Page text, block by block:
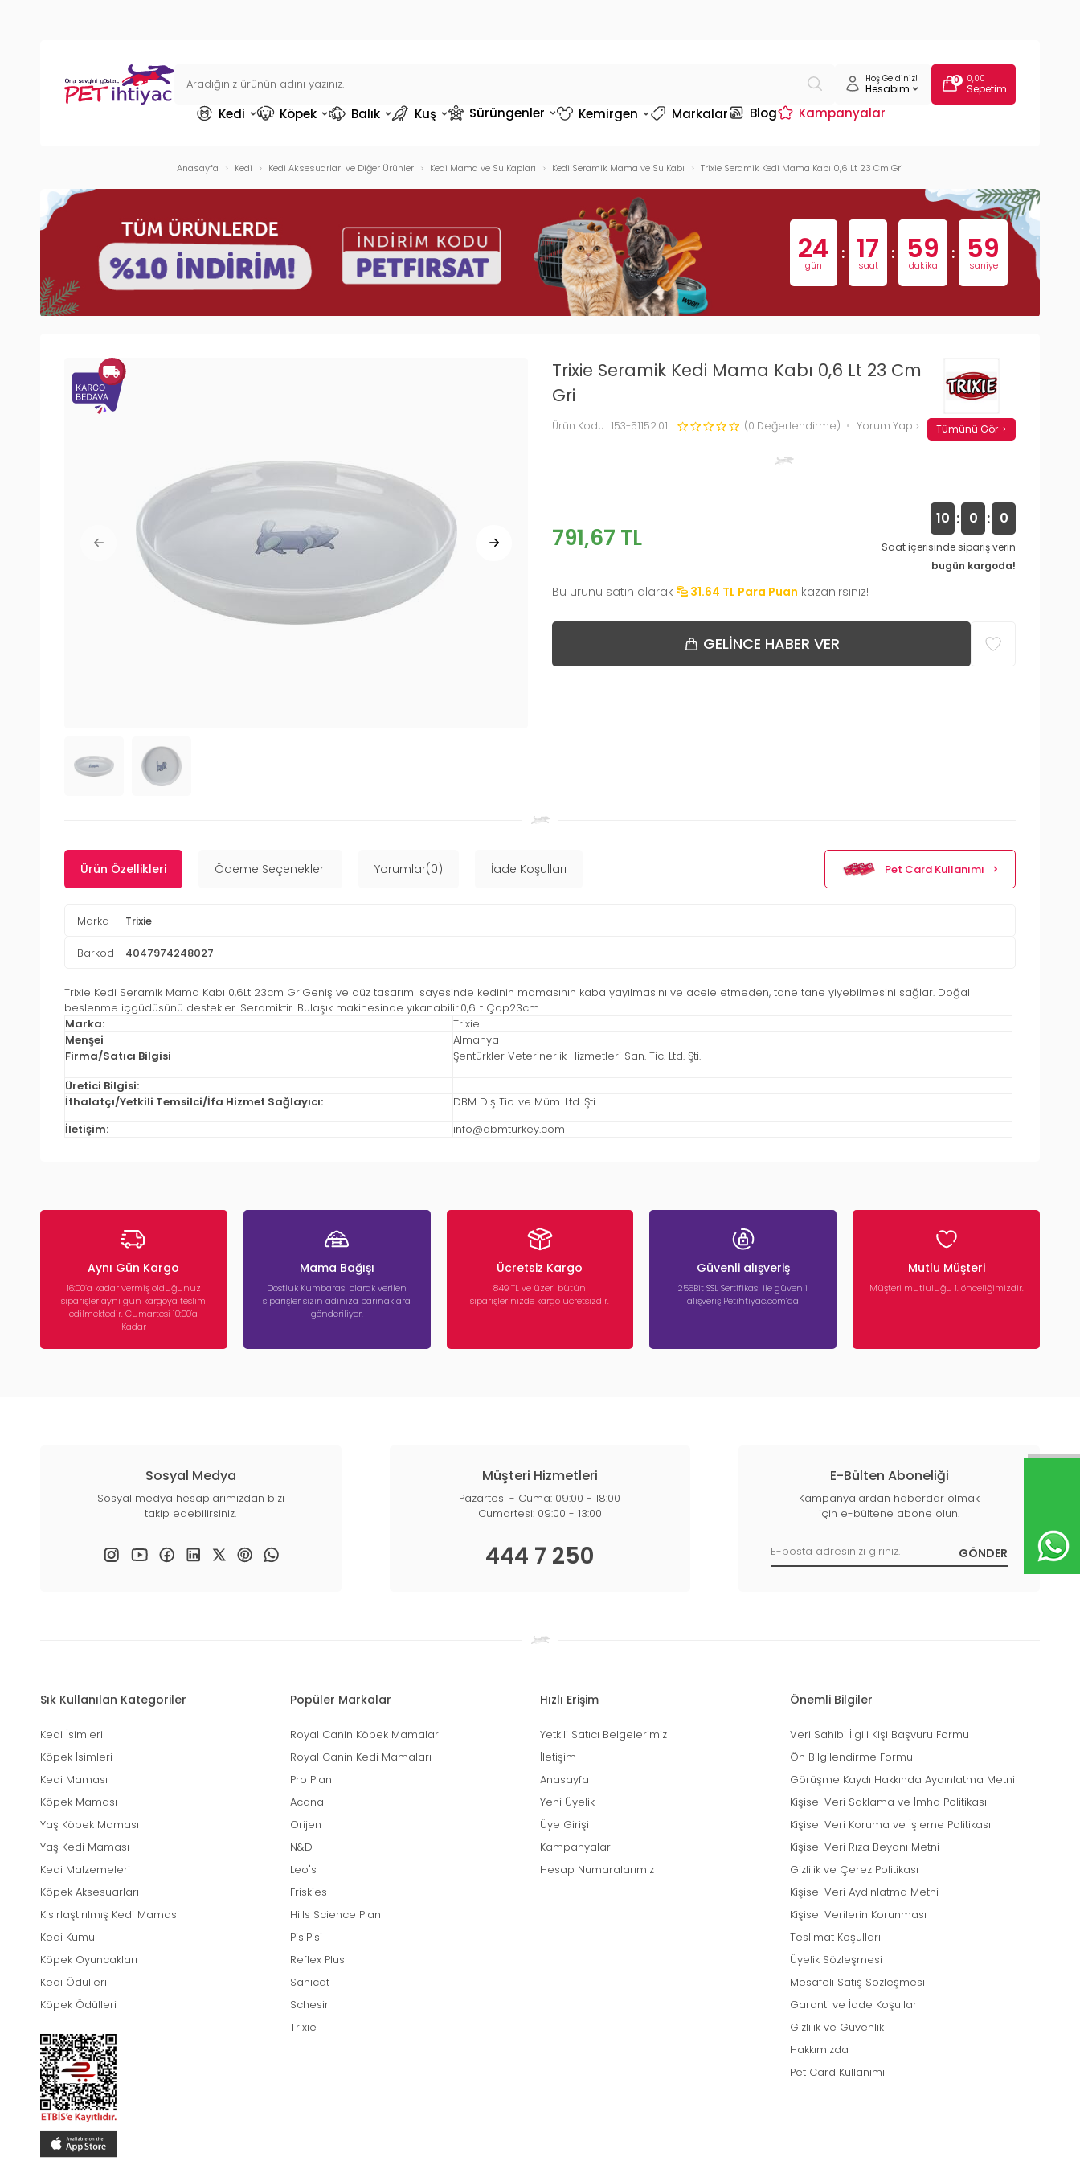
Hoş Geldiniz!
Hesabım
0 0,00
Sepetim
Kedi Köpek Balık Kuş Sürüngenler Kemirgen Markalar Blog Kampanyalar
Anasayfa Kedi Kedi Aksesuarları ve Diğer Ürünler Kedi Mama ve Su Kapları Kedi Seramik Mama ve Su Kabı Trixie Seramik Kedi Mama Kabı 0,6 Lt 23 Cm Gri
24
gün
: 17
saat
: 59
dakika
: 58
saniye
Trixie Seramik Kedi Mama Kabı 0,6 Lt 23 Cm
Gri
Ürün Kodu : 153-51152.01 (0 Değerlendirme) Yorum Yap Tümünü Gör
791,67 TL
9 : 59 : 59
Saat içerisinde sipariş verin
bugün kargoda!
Bu ürünü satın alarak 31.64 TL Para Puan kazanırsınız!
GELINCE HABER VER
Ürün Özellikleri Ödeme Seçenekleri Yorumlar(0) İade Koşulları Pet Card Kullanımı
Marka Trixie
Barkod 4047974248027
Trixie Kedi Seramik Mama Kabı 0,6Lt 23cm GriGeniş ve düz tasarımı sayesinde kedinin mamasının kaba yayılmasını ve acele etmeden, tane tane yiyebilmesini sağlar. Doğal
beslenme içgüdüsünü destekler. Seramiktir. Bulaşık makinesinde yıkanabilir.0,6Lt Çap23cm
Marka:
Trixie
Menşei
Almanya
Firma/Satıcı Bilgisi
Şentürkler Veterinerlik Hizmetleri San. Tic. Ltd. Şti.
Üretici Bilgisi:
İthalatçı/Yetkili Temsilci/İfa Hizmet Sağlayıcı:
DBM Dış Tic. ve Müm. Ltd. Şti.
İletişim:
info@dbmturkey.com
Aynı Gün Kargo
16:00’a kadar vermiş olduğunuz
siparişler aynı gün kargoya teslim
edilmektedir. Cumartesi 10:00'a
Kadar
Mama Bağışı
Dostluk Kumbarası olarak verilen
siparişler sizin adınıza barınaklara
gönderiliyor.
Ücretsiz Kargo
849 TL ve üzeri bütün
siparişlerinizde kargo ücretsizdir.
Güvenli alışveriş
256Bit SSL Sertifikası ile güvenli
alışveriş Petihtiyac.com’da
Mutlu Müşteri
Müşteri mutluluğu 1. önceliğimizdir.
Sosyal Medya
Sosyal medya hesaplarımızdan bizi
takip edebilirsiniz.
Müşteri Hizmetleri
Pazartesi - Cuma: 09:00 - 18:00
Cumartesi: 09:00 - 13:00
444 7 250
E-Bülten Aboneliği
Kampanyalardan haberdar olmak
için e-bültene abone olun.
Sık Kullanılan Kategoriler
Kedi İsimleri
Köpek İsimleri
Kedi Maması
Köpek Maması
Yaş Köpek Maması
Yaş Kedi Maması
Kedi Malzemeleri
Köpek Aksesuarları
Kısırlaştırılmış Kedi Maması
Kedi Kumu
Köpek Oyuncakları
Kedi Ödülleri
Köpek Ödülleri
Popüler Markalar
Royal Canin Köpek Mamaları
Royal Canin Kedi Mamaları
Pro Plan
Acana
Orijen
N&D
Leo's
Friskies
Hills Science Plan
PisiPisi
Reflex Plus
Sanicat
Schesir
Trixie
Hızlı Erişim
Yetkili Satıcı Belgelerimiz
İletişim
Anasayfa
Yeni Üyelik
Üye Girişi
Kampanyalar
Hesap Numaralarımız
Önemli Bilgiler
Veri Sahibi İlgili Kişi Başvuru Formu
Ön Bilgilendirme Formu
Görüşme Kaydı Hakkında Aydınlatma Metni
Kişisel Veri Saklama ve İmha Politikası
Kişisel Veri Koruma ve İşleme Politikası
Kişisel Veri Rıza Beyanı Metni
Gizlilik ve Çerez Politikası
Kişisel Veri Aydınlatma Metni
Kişisel Verilerin Korunması
Teslimat Koşulları
Üyelik Sözleşmesi
Mesafeli Satış Sözleşmesi
Garanti ve İade Koşulları
Gizlilik ve Güvenlik
Hakkımızda
Pet Card Kullanımı